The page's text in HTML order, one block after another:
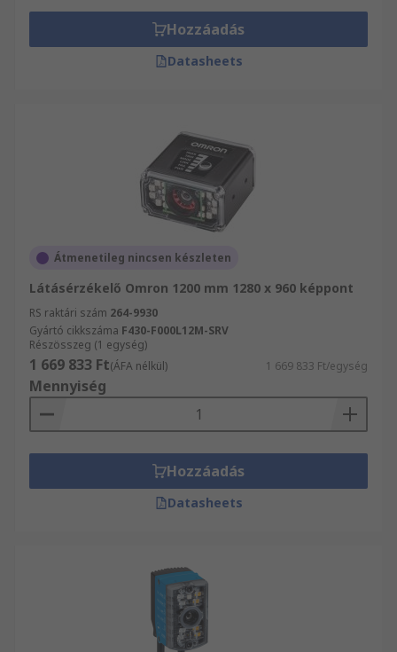
Hozzáadás
Datasheets
Átmenetileg nincsen készleten
Látásérzékelő Omron 1200 mm 1280 x 960 képpont
RS raktári szám 264-9930
Gyártó cikkszáma F430-F000L12M-SRV
Részösszeg (1 egység)
1 669 833 Ft(ÁFA nélkül) 1 669 833 Ft/egység
Mennyiség
Hozzáadás
Datasheets